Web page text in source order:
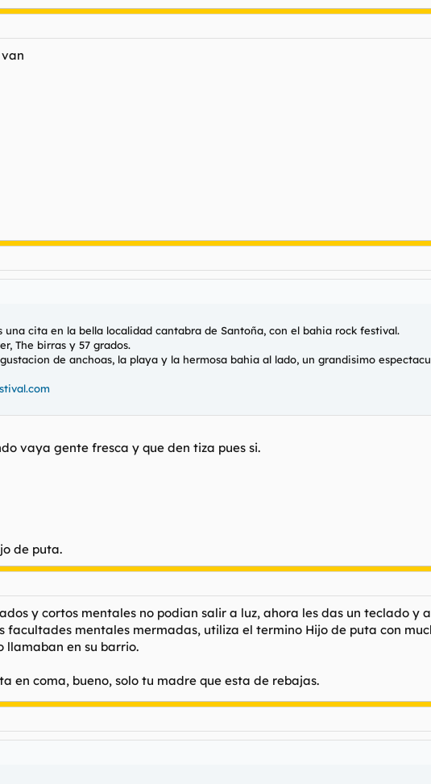
una cita en la bella localidad cantabra de Santoña, con el bahia rock festival.
The birras y 57 grados.
de anchoas, la playa y la hermosa bahia al lado, un grandisimo
vaya gente fresca y que den tiza pues si.
de puta.
y cortos mentales no podian salir a luz, ahora les das un teclado y
facultades mentales mermadas, utiliza el termino Hijo de puta con
llamaban en su barrio.
en coma, bueno, solo tu madre que esta de rebajas.